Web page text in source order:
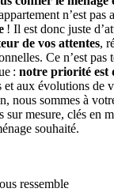
n’est pas
! Il est donc juste
de vos attentes,
Ce n’est pas
: notre priorité est
et aux évolutions de
nous sommes à
sur mesure, clés en
souhaité.
ressemble